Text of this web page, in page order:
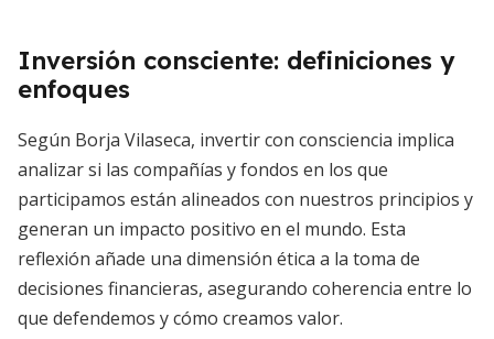
Inversión consciente: definiciones y
enfoques
Según Borja Vilaseca, invertir con consciencia implica
analizar si las compañías y fondos en los que
participamos están alineados con nuestros principios y
generan un impacto positivo en el mundo. Esta
reflexión añade una dimensión ética a la toma de
decisiones financieras, asegurando coherencia entre lo
que defendemos y cómo creamos valor.